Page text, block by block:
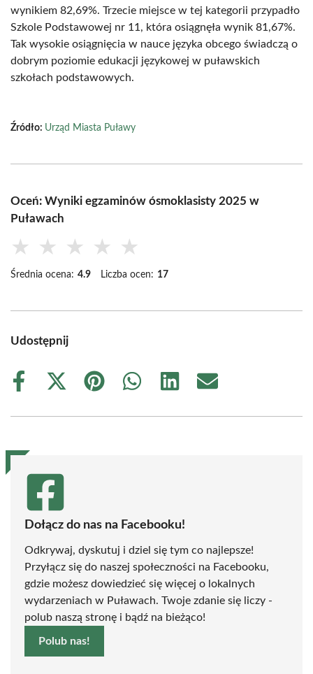
wynikiem 82,69%. Trzecie miejsce w tej kategorii przypadło
Szkole Podstawowej nr 11, która osiągnęła wynik 81,67%.
Tak wysokie osiągnięcia w nauce języka obcego świadczą o
dobrym poziomie edukacji językowej w puławskich
szkołach podstawowych.
Źródło: Urząd Miasta Puławy
Oceń: Wyniki egzaminów ósmoklasisty 2025 w
Puławach
★ ★ ★ ★ ★
Średnia ocena: 4.9 Liczba ocen: 17
Udostępnij
Share
Share
(Twitter)
Share
Share
Share
Share
Dołącz do nas na Facebooku!
Odkrywaj, dyskutuj i dziel się tym co najlepsze!
Przyłącz się do naszej społeczności na Facebooku,
gdzie możesz dowiedzieć się więcej o lokalnych
wydarzeniach w Puławach. Twoje zdanie się liczy -
polub naszą stronę i bądź na bieżąco!
Polub nas!